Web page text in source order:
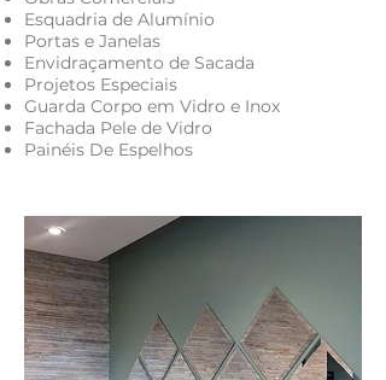
Esquadria de Alumínio
Portas e Janelas
Envidraçamento de Sacada
Projetos Especiais
Guarda Corpo em Vidro e Inox
Fachada Pele de Vidro
Painéis De Espelhos